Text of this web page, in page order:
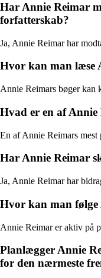
Har Annie Reimar
forfatterskab?
Ja, Annie Reimar har
Hvor kan man læse
Annie Reimars bøger kan
Hvad er en af
En af Annie Reimars
Har Annie Reimar
Ja, Annie Reimar har
Hvor kan man følge
Annie Reimar er aktiv på
Planlægger Annie
for den nærmeste